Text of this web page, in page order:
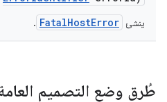
ينشئ FatalHostError
.
طُرق وضع التصميم